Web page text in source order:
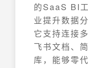
的SaaS BI
业提升数据
它支持连接
飞书文档、
库，能够零